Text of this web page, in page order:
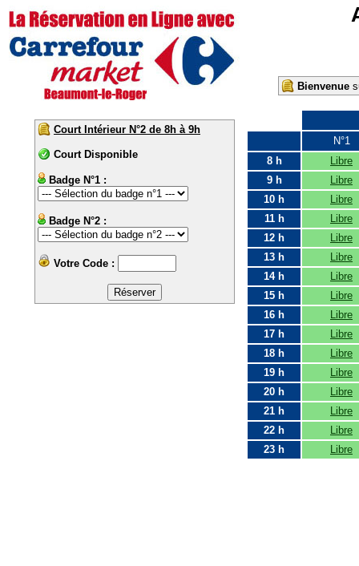
Bienvenue
Court Intérieur N°2 de 8h à 9h
Court Disponible
Badge N°1 :
Badge N°2 :
Votre Code :
N°1
8 h
Libre
9 h
Libre
10 h
Libre
11 h
Libre
12 h
Libre
13 h
Libre
14 h
Libre
15 h
Libre
16 h
Libre
17 h
Libre
18 h
Libre
19 h
Libre
20 h
Libre
21 h
Libre
22 h
Libre
23 h
Libre